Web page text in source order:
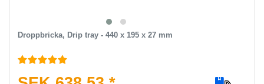
Droppbricka, Drip tray - 440 x 195 x 27 mm